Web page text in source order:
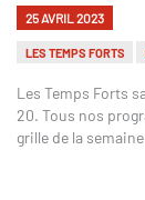
25 AVRIL 2023
LES TEMPS FORTS
Les Temps Forts
20. Tous nos
grille de la